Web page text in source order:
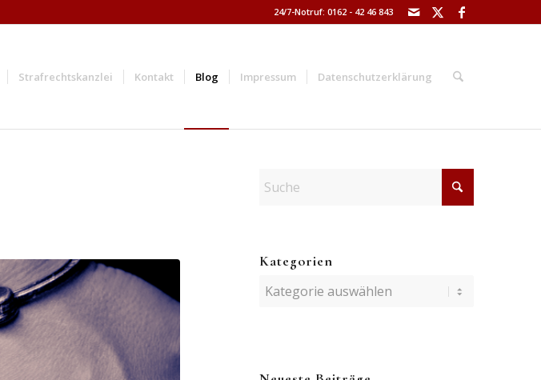
24/7-Notruf: 0162 - 42 46 843
Strafrechtskanzlei Kontakt Blog Impressum Datenschutzerklärung
Kategorien
Kategorien